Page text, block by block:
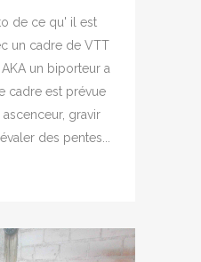
de ce qu' il est
un cadre de VTT
un biporteur a
cadre est prévue
gravir
des pentes...